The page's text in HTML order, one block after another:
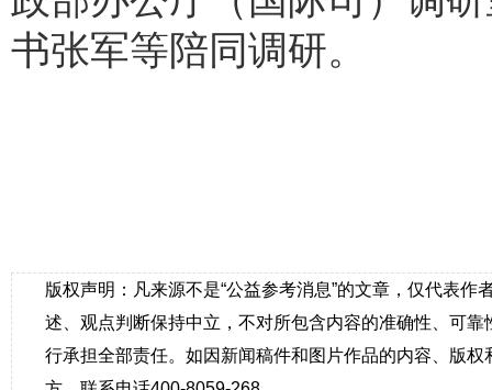
书张军等陪同调研。
版权声明：凡来源不是“公益参考消息”的文章，仅代表
述、观点判断保持中立，不对所包含内容的准确性、可
行承担全部责任。如因新闻稿件和图片作品的内容、版